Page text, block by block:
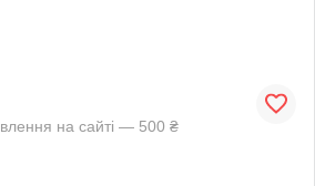
на сайті — 500 ₴